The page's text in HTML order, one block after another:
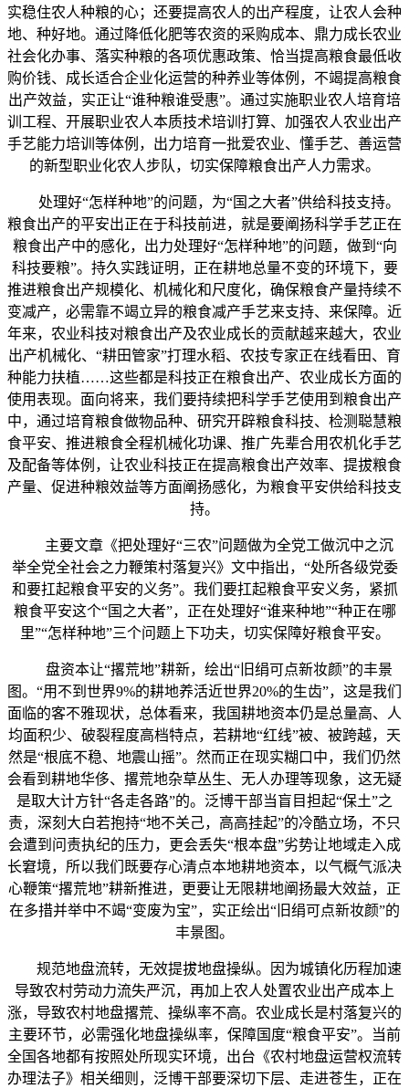
实稳住农人种粮的心；还要提高农人的出产程度，让农人会种
地、种好地。通过降低化肥等农资的采购成本、鼎力成长农业
社会化办事、落实种粮的各项优惠政策、恰当提高粮食最低收
购价钱、成长适合企业化运营的种养业等体例，不竭提高粮食
出产效益，实正让“谁种粮谁受惠”。通过实施职业农人培育培
训工程、开展职业农人本质技术培训打算、加强农人农业出产
手艺能力培训等体例，出力培育一批爱农业、懂手艺、善运营
的新型职业化农人步队，切实保障粮食出产人力需求。
处理好“怎样种地”的问题，为“国之大者”供给科技支持。
粮食出产的平安出正在于科技前进，就是要阐扬科学手艺正在
粮食出产中的感化，出力处理好“怎样种地”的问题，做到“向
科技要粮”。持久实践证明，正在耕地总量不变的环境下，要
推进粮食出产规模化、机械化和尺度化，确保粮食产量持续不
变减产，必需靠不竭立异的粮食减产手艺来支持、来保障。近
年来，农业科技对粮食出产及农业成长的贡献越来越大，农业
出产机械化、“耕田管家”打理水稻、农技专家正在线看田、育
种能力扶植……这些都是科技正在粮食出产、农业成长方面的
使用表现。面向将来，我们要持续把科学手艺使用到粮食出产
中，通过培育粮食做物品种、研究开辟粮食科技、检测聪慧粮
食平安、推进粮食全程机械化功课、推广先辈合用农机化手艺
及配备等体例，让农业科技正在提高粮食出产效率、提拔粮食
产量、促进种粮效益等方面阐扬感化，为粮食平安供给科技支
持。
主要文章《把处理好“三农”问题做为全党工做沉中之沉
举全党全社会之力鞭策村落复兴》文中指出，“处所各级党委
和要扛起粮食平安的义务”。我们要扛起粮食平安义务，紧抓
粮食平安这个“国之大者”，正在处理好“谁来种地”“种正在哪
里”“怎样种地”三个问题上下功夫，切实保障好粮食平安。
盘资本让“撂荒地”耕新，绘出“旧绢可点新妆颜”的丰景
图。“用不到世界9%的耕地养活近世界20%的生齿”，这是我们
面临的客不雅现状，总体看来，我国耕地资本仍是总量高、人
均面积少、破裂程度高档特点，若耕地“红线”被、被跨越，天
然是“根底不稳、地震山摇”。然而正在现实糊口中，我们仍然
会看到耕地华侈、撂荒地杂草丛生、无人办理等现象，这无疑
是取大计方针“各走各路”的。泛博干部当盲目担起“保土”之
责，深刻大白若抱持“地不关己，高高挂起”的冷酷立场，不只
会遭到问责执纪的压力，更会丢失“根本盘”劣势让地域走入成
长窘境，所以我们既要存心清点本地耕地资本，以气概气派决
心鞭策“撂荒地”耕新推进，更要让无限耕地阐扬最大效益，正
在多措并举中不竭“变废为宝”，实正绘出“旧绢可点新妆颜”的
丰景图。
规范地盘流转，无效提拔地盘操纵。因为城镇化历程加速
导致农村劳动力流失严沉，再加上农人处置农业出产成本上
涨，导致农村地盘撂荒、操纵率不高。农业成长是村落复兴的
主要环节，必需强化地盘操纵率，保障国度“粮食平安”。当前
全国各地都有按照处所现实环境，出台《农村地盘运营权流转
办理法子》相关细则，泛博干部要深切下层、走进苍生，正在